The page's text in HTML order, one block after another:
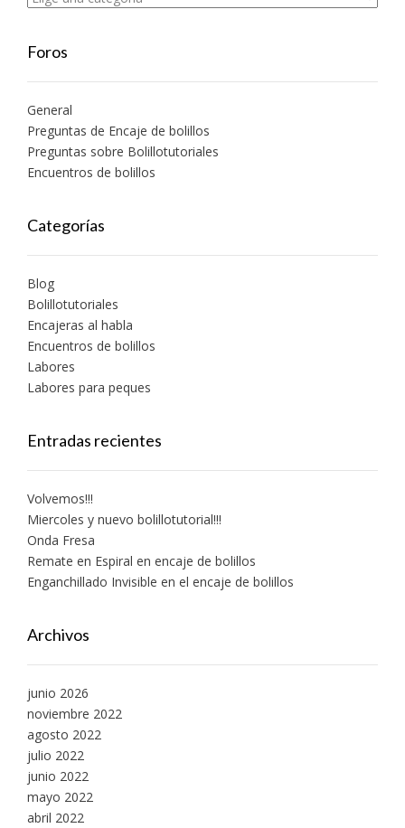
Foros
General
Preguntas de Encaje de bolillos
Preguntas sobre Bolillotutoriales
Encuentros de bolillos
Categorías
Blog
Bolillotutoriales
Encajeras al habla
Encuentros de bolillos
Labores
Labores para peques
Entradas recientes
Volvemos!!!
Miercoles y nuevo bolillotutorial!!!
Onda Fresa
Remate en Espiral en encaje de bolillos
Enganchillado Invisible en el encaje de bolillos
Archivos
junio 2026
noviembre 2022
agosto 2022
julio 2022
junio 2022
mayo 2022
abril 2022